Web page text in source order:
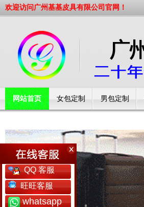
欢迎访问广州基基皮具有限公司官网！
网站首页 女包定制 男包定制
QQ 客服
旺旺客服
whatsapp